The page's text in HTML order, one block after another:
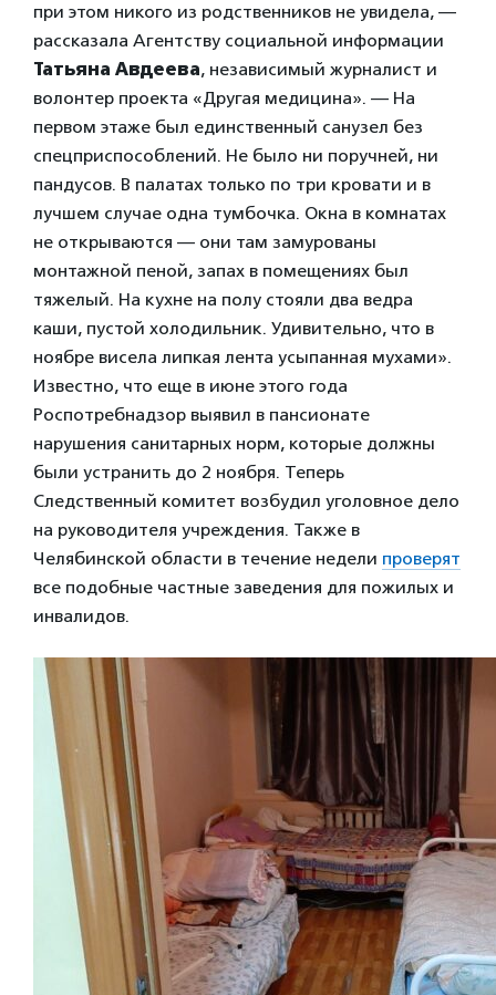
при этом никого из родственников не увидела, —
рассказала Агентству социальной информации
Татьяна Авдеева, независимый журналист и
волонтер проекта «Другая медицина». — На
первом этаже был единственный санузел без
спецприспособлений. Не было ни поручней, ни
пандусов. В палатах только по три кровати и в
лучшем случае одна тумбочка. Окна в комнатах
не открываются — они там замурованы
монтажной пеной, запах в помещениях был
тяжелый. На кухне на полу стояли два ведра
каши, пустой холодильник. Удивительно, что в
ноябре висела липкая лента усыпанная мухами».
Известно, что еще в июне этого года
Роспотребнадзор выявил в пансионате
нарушения санитарных норм, которые должны
были устранить до 2 ноября. Теперь
Следственный комитет возбудил уголовное дело
на руководителя учреждения. Также в
Челябинской области в течение недели проверят
все подобные частные заведения для пожилых и
инвалидов.